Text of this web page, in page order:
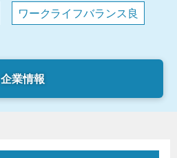
ワークライフバランス良
企業情報